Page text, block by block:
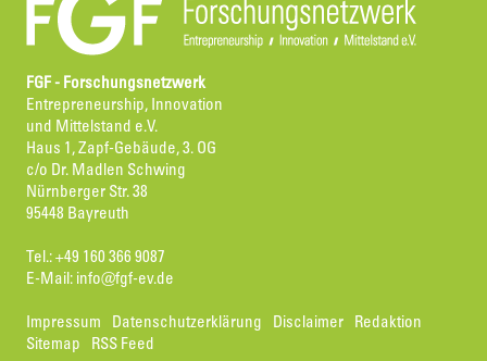
FGF - Forschungsnetzwerk
Entrepreneurship, Innovation
und Mittelstand e.V.
Haus 1, Zapf-Gebäude, 3. OG
c/o Dr. Madlen Schwing
Nürnberger Str. 38
95448 Bayreuth
Tel.: +49 160 366 9087
E-Mail: info@fgf-ev.de
Impressum Datenschutzerklärung Disclaimer
Redaktion
Sitemap
RSS Feed